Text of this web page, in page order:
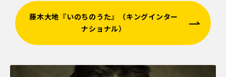
藤木大地『いのちのうた』（キングインター
ナショナル）